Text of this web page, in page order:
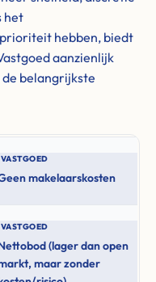
het
hebben, biedt
aanzienlijk
belangrijkste
makelaarskosten
(lager dan open
maar zonder